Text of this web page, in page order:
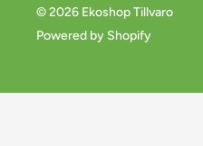
© 2026 Ekoshop Tillvaro
Powered by Shopify